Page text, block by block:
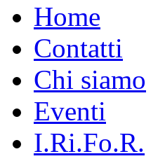
Home
Contatti
Chi siamo
Eventi
I.Ri.Fo.R.